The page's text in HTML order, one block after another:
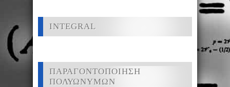
INTEGRAL
ΠΑΡΑΓΟΝΤΟΠΟΙΗΣΗ
ΠΟΛΥΩΝΥΜΩΝ